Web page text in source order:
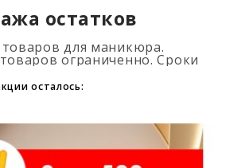
остатков
для маникюра.
ограниченно. Сроки
смотри на таймере...
осталось: